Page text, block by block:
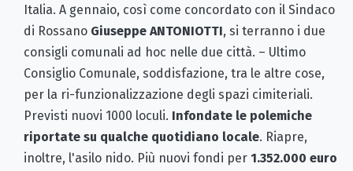
Italia. A gennaio, così come concordato con il Sindaco
di Rossano Giuseppe ANTONIOTTI, si terranno i due
consigli comunali ad hoc nelle due città. – Ultimo
Consiglio Comunale, soddisfazione, tra le altre cose,
per la ri-funzionalizzazione degli spazi cimiteriali.
Previsti nuovi 1000 loculi. Infondate le polemiche
riportate su qualche quotidiano locale. Riapre,
inoltre, l'asilo nido. Più nuovi fondi per 1.352.000 euro